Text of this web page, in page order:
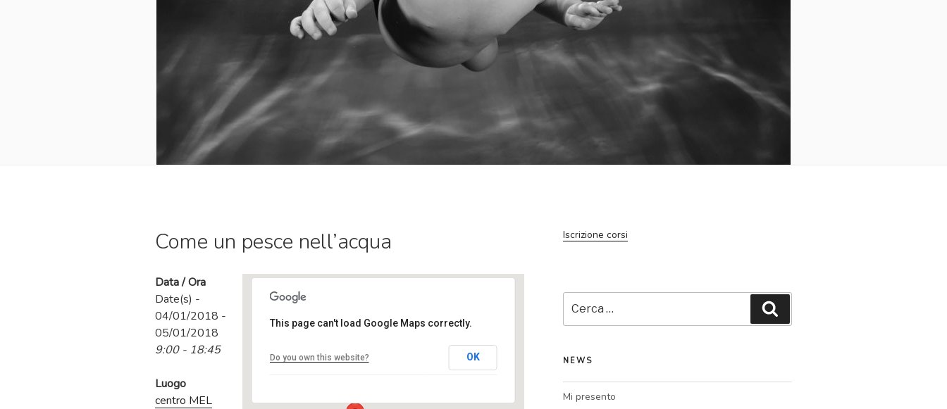
Come un pesce nell’acqua
centro MEL
Via Tevere, 3 - Ranica
This page can't load Google Maps correctly.
Do you own this website? OK
Data / Ora
Date(s) -
04/01/2018 -
05/01/2018
9:00 - 18:45
Luogo
centro MEL
Iscrizione corsi
NEWS
Mi presento